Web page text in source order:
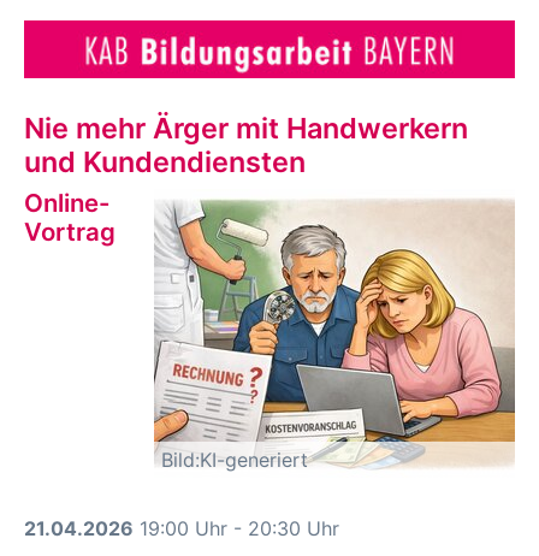
Nie mehr Ärger mit Handwerkern
und Kundendiensten
Bild:KI-generiert
Online-
Vortrag
21.04.2026 19:00 Uhr - 20:30 Uhr